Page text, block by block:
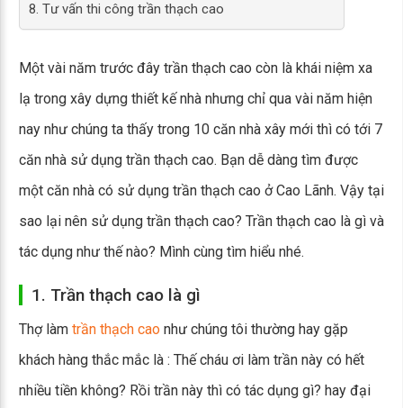
8. Tư vấn thi công trần thạch cao
Một vài năm trước đây trần thạch cao còn là khái niệm xa
lạ trong xây dựng thiết kế nhà nhưng chỉ qua vài năm hiện
nay như chúng ta thấy trong 10 căn nhà xây mới thì có tới 7
căn nhà sử dụng trần thạch cao. Bạn dễ dàng tìm được
một căn nhà có sử dụng trần thạch cao ở Cao Lãnh. Vậy tại
sao lại nên sử dụng trần thạch cao? Trần thạch cao là gì và
tác dụng như thế nào? Mình cùng tìm hiểu nhé.
1. Trần thạch cao là gì
Thợ làm trần thạch cao như chúng tôi thường hay gặp
khách hàng thắc mắc là : Thế cháu ơi làm trần này có hết
nhiều tiền không? Rồi trần này thì có tác dụng gì? hay đại